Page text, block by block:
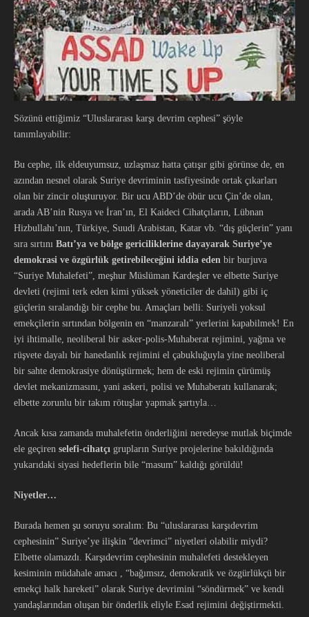
Sözünü ettiğimiz “Uluslararası karşı devrim cephesi” şöyle
tanımlayabilir:
Bu cephe, ilk eldeuyumsuz, uzlaşmaz hatta çatışır gibi görünse de, en
azından nesnel olarak Suriye devriminin tasfiyesinde ortak çıkarları
olan bir zincir oluşturuyor. Bir ucu ABD’de öbür ucu Çin’de olan,
arada AB’nin Rusya ve İran’ın, El Kaideci Cihatçıların, Lübnan
Hizbullahı’nın, Türkiye, Suudi Arabistan, Katar vb. “dış güçlerin” yanı
sıra sırtını Batı’ya ve bölge gericiliklerine dayayarak Suriye’ye
demokrasi ve özgürlük getirebileceğini iddia eden bir burjuva
“Suriye Muhalefeti”, meşhur Müslüman Kardeşler ve elbette Suriye
devleti (rejimi terk eden kimi yüksek yöneticiler de dahil) gibi iç
güçlerin sıralandığı bir cephe bu. Amaçları belli: Suriyeli yoksul
emekçilerin sırtından bölgenin en “manzaralı” yerlerini kapabilmek! En
iyi ihtimalle, neoliberal bir asker-polis-Muhaberat rejimini, yağma ve
rüşvete dayalı bir hanedanlık rejimini el çabukluğuyla yine neoliberal
bir sahte demokrasiye dönüştürmek; hem de eski rejimin çürümüş
devlet mekanizmasını, yani askeri, polisi ve Muhaberatı kullanarak;
elbette zorunlu bir takım rötuşlar yapmak şartıyla…
Ancak kısa zamanda muhalefetin önderliğini neredeyse mutlak biçimde
ele geçiren selefi-cihatçı grupların Suriye projelerine bakıldığında
yukarıdaki siyasi hedeflerin bile “masum” kaldığı görüldü!
Niyetler…
Burada hemen şu soruyu soralım: Bu “uluslararası karşıdevrim
cephesinin” Suriye’ye ilişkin “devrimci” niyetleri olabilir miydi?
Elbette olamazdı. Karşıdevrim cephesinin muhalefeti destekleyen
kesiminin müdahale amacı , “bağımsız, demokratik ve özgürlükçü bir
emekçi halk hareketi” olarak Suriye devrimini “söndürmek” ve kendi
yandaşlarından oluşan bir önderlik eliyle Esad rejimini değiştirmekti.